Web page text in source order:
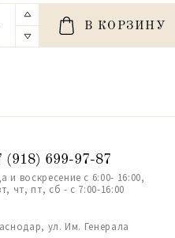
В КОРЗИНУ
(918) 699-97-87
и воскресение с 6:00- 16:00,
чт, пт, сб - с 7:00-16:00
ул. Им. Генерала